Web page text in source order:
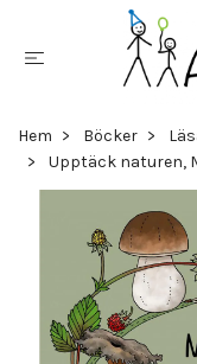
Hem Böcker
Upptäck naturen,